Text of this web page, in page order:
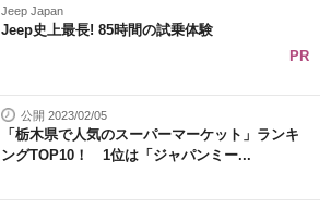
Jeep Japan
Jeep史上最長! 85時間の試乗体験
PR
公開 2023/02/05
「栃木県で人気のスーパーマーケット」ランキ
ングTOP10！ 1位は「ジャパンミー...